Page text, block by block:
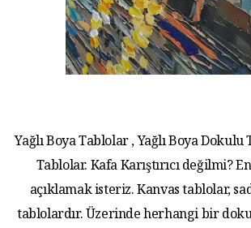
Yağlı Boya Tablolar , Yağlı Boya
Tablolar. Kafa Karıştırıcı değilmi?
açıklamak isteriz. Kanvas tablolar,
tablolardır. Üzerinde herhangi bir